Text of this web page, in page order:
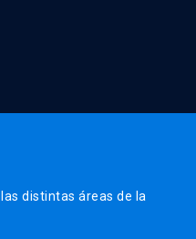
distintas áreas de la